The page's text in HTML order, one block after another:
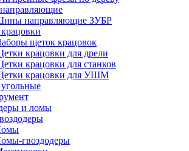
направляющие ЗУБР
щеток крацовок
крацовки для дрели
крацовки для станков
крацовки для УШМ
и ломы
гвоздодеры